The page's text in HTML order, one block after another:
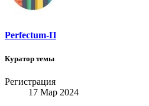
Perfectum-П
Куратор темы
Регистрация
17 Мар 2024